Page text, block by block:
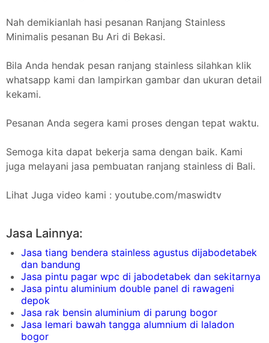
Nah demikianlah hasi pesanan Ranjang Stainless
Minimalis pesanan Bu Ari di Bekasi.
Bila Anda hendak pesan ranjang stainless silahkan klik
whatsapp kami dan lampirkan gambar dan ukuran detail
kekami.
Pesanan Anda segera kami proses dengan tepat waktu.
Semoga kita dapat bekerja sama dengan baik. Kami
juga melayani jasa pembuatan ranjang stainless di Bali.
Lihat Juga video kami : youtube.com/maswidtv
Jasa Lainnya:
Jasa tiang bendera stainless agustus dijabodetabek
dan bandung
Jasa pintu pagar wpc di jabodetabek dan sekitarnya
Jasa pintu aluminium double panel di rawageni
depok
Jasa rak bensin aluminium di parung bogor
Jasa lemari bawah tangga alumnium di laladon
bogor